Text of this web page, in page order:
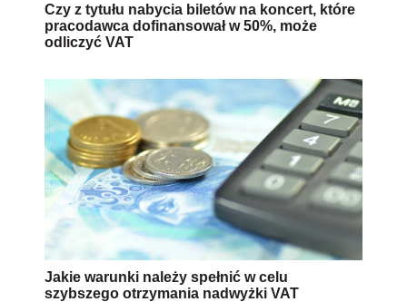
Czy z tytułu nabycia biletów na koncert, które
pracodawca dofinansował w 50%, może
odliczyć VAT
Jakie warunki należy spełnić w celu
szybszego otrzymania nadwyżki VAT